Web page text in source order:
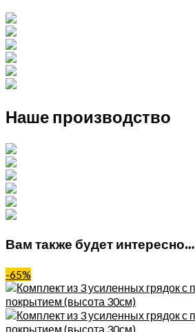
Наше производство
Вам также будет интересно…
-65%